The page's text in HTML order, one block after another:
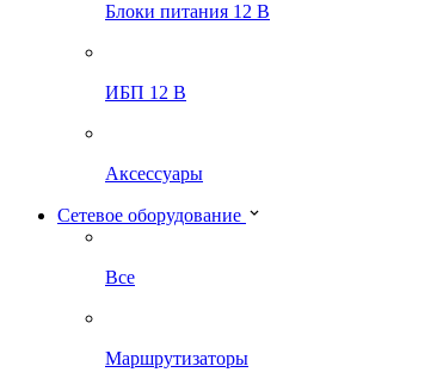
Блоки питания 12 В
ИБП 12 В
Аксессуары
Сетевое оборудование
Все
Маршрутизаторы